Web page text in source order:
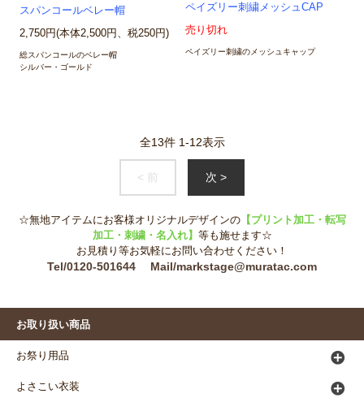
スパンコールベレー帽
2,750円(本体2,500円、税250円)
総スパンコールのベレー帽
シルバー・ゴールド
ペイズリー刺繍メッシュCAP
売り切れ
ペイズリー刺繍のメッシュキャップ
全13件 1-12表示
< 前 次 >
☆無地アイテムにお客様オリジナルデザインの【プリント加工・転写
加工・刺繍・名入れ】 等も施せます☆
お見積り等お気軽にお問い合わせください！
Tel/0120-501644 Mail/markstage@muratac.com
お取り扱い商品
お祭り用品
よさこい衣装